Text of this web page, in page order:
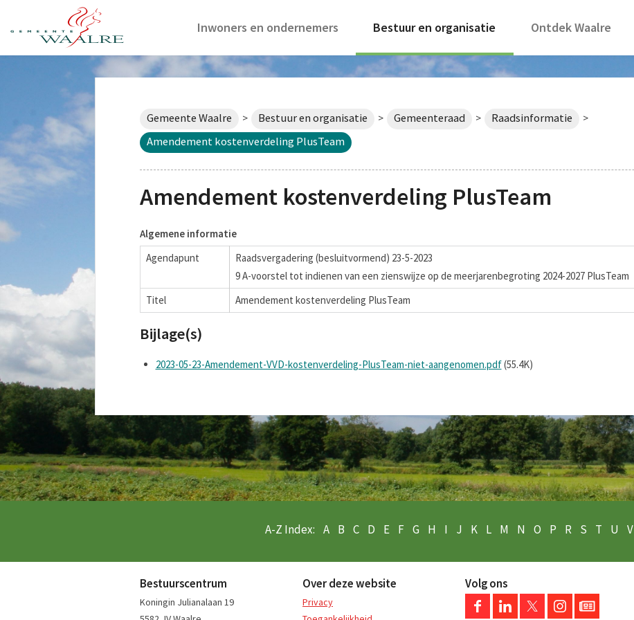
Inwoners en ondernemers Bestuur en organisatie Ontdek Waalre
Gemeente Waalre > Bestuur en organisatie > Gemeenteraad > Raadsinformatie >
Amendement kostenverdeling PlusTeam
Amendement kostenverdeling PlusTeam
Algemene informatie
Agendapunt
Raadsvergadering (besluitvormend) 23-5-2023
9 A-voorstel tot indienen van een zienswijze op de meerjarenbegroting 2024-2027 PlusTeam
Titel
Amendement kostenverdeling PlusTeam
Bijlage(s)
2023-05-23-Amendement-VVD-kostenverdeling-PlusTeam-niet-aangenomen.pdf(55.4K)
A-Z Index: A B C D E F G H I J K L M N O P R S T U V
Bestuurscentrum
Koningin Julianalaan 19
Over deze website
Privacy
Volg ons